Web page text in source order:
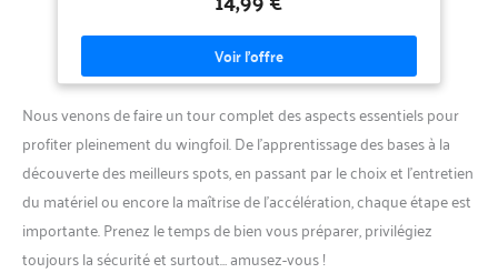
MARQUES - Depuis 40 ans, Paulmann a fait de la lumière sa
passion. KIT – L'ensemble contient 5 entretoises
Nous venons de faire un tour complet des aspects essentiels pour
profiter pleinement du wingfoil. De l’apprentissage des bases à la
découverte des meilleurs spots, en passant par le choix et l’entretien
du matériel ou encore la maîtrise de l’accélération, chaque étape est
importante. Prenez le temps de bien vous préparer, privilégiez
toujours la sécurité et surtout… amusez-vous !